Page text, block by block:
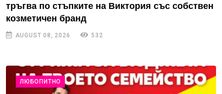
тръгва по стъпките на Виктория със собствен
козметичен бранд
AUGUST 08, 2026 532
ЛЮБОПИТНО